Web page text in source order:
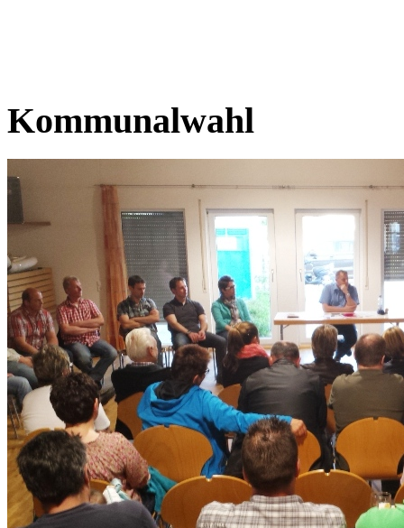
Kommunalwahl